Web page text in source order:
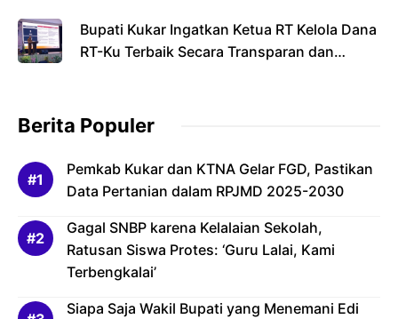
Bupati Kukar Ingatkan Ketua RT Kelola Dana
RT-Ku Terbaik Secara Transparan dan
Berita Populer
Pemkab Kukar dan KTNA Gelar FGD, Pastikan
Data Pertanian dalam RPJMD 2025-2030
Gagal SNBP karena Kelalaian Sekolah,
Ratusan Siswa Protes: ‘Guru Lalai, Kami
Terbengkalai’
Siapa Saja Wakil Bupati yang Menemani Edi